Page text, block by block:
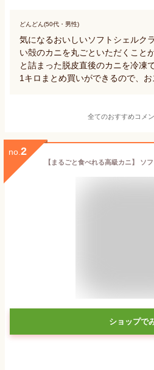
どんどん(50代・男性)
気になるおいしいソフトシェルク
い殻のカニを丸ごといただくこと
と詰まった脱皮直後のカニを冷凍
1キロまとめ買いができるので、お
全てのおすすめコメン
no. 2
ショップで